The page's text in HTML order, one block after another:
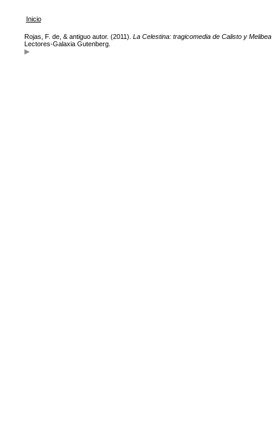
Inicio
Rojas, F. de, & antiguo autor. (2011). La Celestina: tragicomedia de Calisto y Melibea
Lectores-Galaxia Gutenberg.